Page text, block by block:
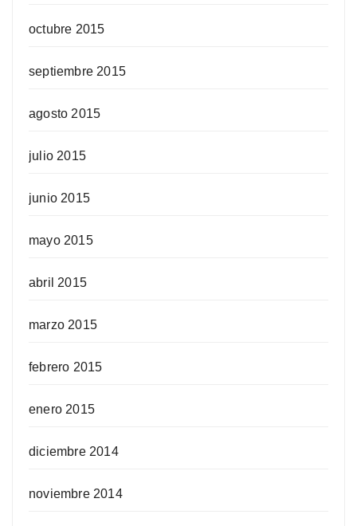
octubre 2015
septiembre 2015
agosto 2015
julio 2015
junio 2015
mayo 2015
abril 2015
marzo 2015
febrero 2015
enero 2015
diciembre 2014
noviembre 2014